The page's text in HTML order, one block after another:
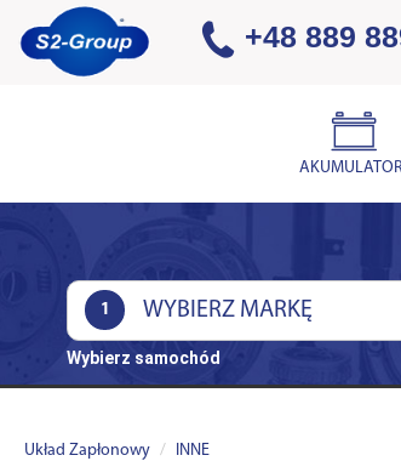
+48 889
1
Wybierz samochód
Układ Zapłonowy INNE